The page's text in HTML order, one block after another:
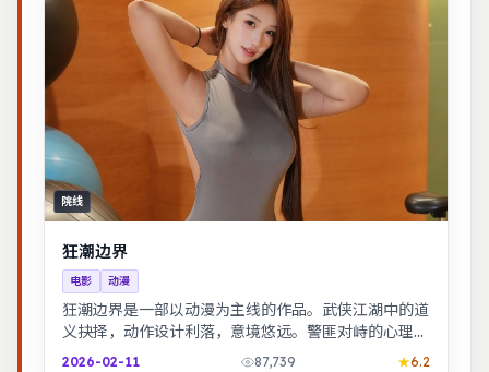
院线
狂潮边界
电影 动漫
狂潮边界是一部以动漫为主线的作品。武侠江湖中的道
义抉择，动作设计利落，意境悠远。警匪对峙的心理战
戏份突出，节奏紧凑，场面调度成熟。
2026-02-11 87,739 6.2